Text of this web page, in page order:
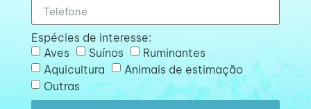
Espécies de interesse:
Aves
Suínos
Ruminantes
Aquicultura
Animais de estimação
Outras